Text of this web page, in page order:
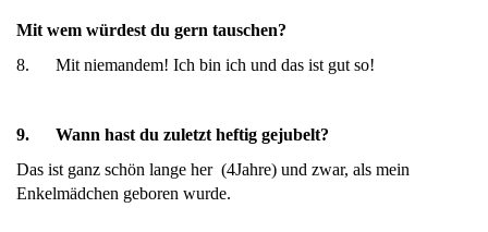
Mit wem würdest du gern tauschen?
8. Mit niemandem! Ich bin ich und das ist gut so!
9. Wann hast du zuletzt heftig gejubelt?
Das ist ganz schön lange her (4Jahre) und zwar, als mein
Enkelmädchen geboren wurde.